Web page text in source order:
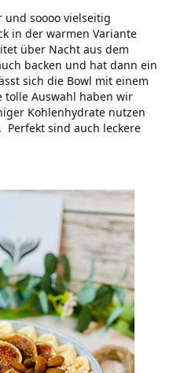
und soooo vielseitig
in der warmen Variante
über Nacht aus dem
backen und hat dann ein
sich die Bowl mit einem
tolle Auswahl haben wir
Kohlenhydrate nutzen
Perfekt sind auch leckere